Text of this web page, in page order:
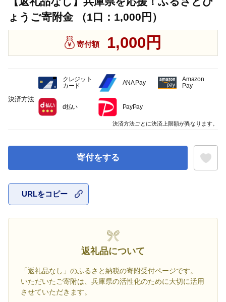
ょうご寄附金 （1口：1,000円）
寄付額 1,000円
寄付をする
URLをコピー
返礼品について
「返礼品なし」のふるさと納税の寄附受付ページです。
いただいたご寄附は、兵庫県の活性化のために大切に活用
させていただきます。
決済方法
クレジット
カード
ANA Pay
Amazon
Pay
d払い PayPay
決済方法ごとに決済上限額が異なります。